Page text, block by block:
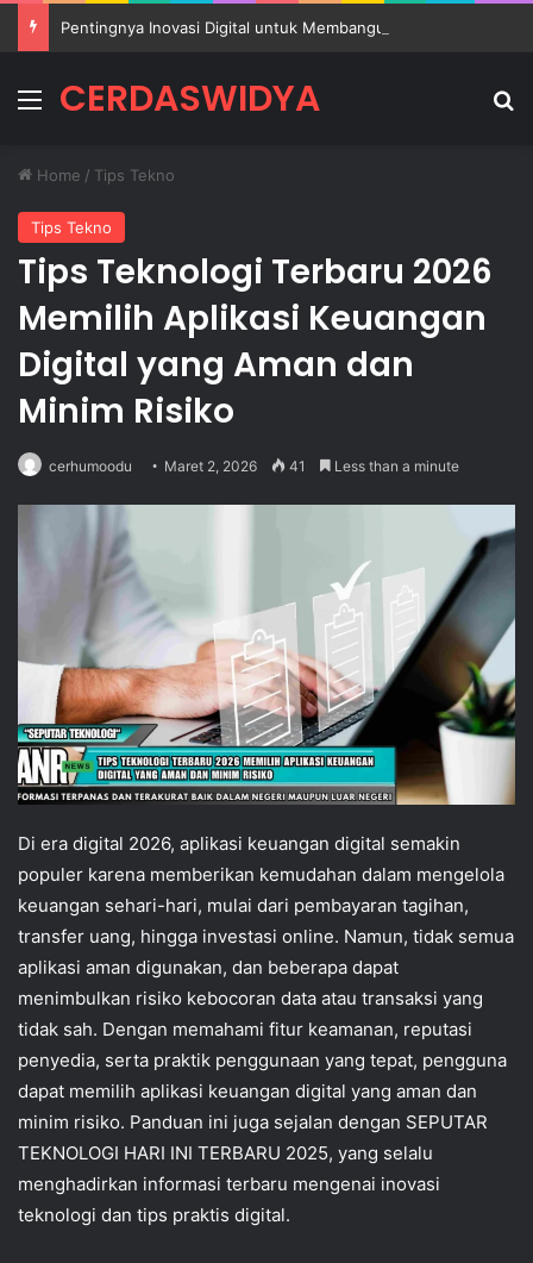
MenuCERDASWIDYA
Home / Tips Tekno
Tips Tekno
Tips Teknologi Terbaru 2026
Memilih Aplikasi Keuangan
Digital yang Aman dan
Minim Risiko
cerhumoodu Maret 2, 2026 41 Less than a minute
Di era digital 2026, aplikasi keuangan digital semakin
populer karena memberikan kemudahan dalam mengelola
keuangan sehari-hari, mulai dari pembayaran tagihan,
transfer uang, hingga investasi online. Namun, tidak semua
aplikasi aman digunakan, dan beberapa dapat
menimbulkan risiko kebocoran data atau transaksi yang
tidak sah. Dengan memahami fitur keamanan, reputasi
penyedia, serta praktik penggunaan yang tepat, pengguna
dapat memilih aplikasi keuangan digital yang aman dan
minim risiko. Panduan ini juga sejalan dengan SEPUTAR
TEKNOLOGI HARI INI TERBARU 2025, yang selalu
menghadirkan informasi terbaru mengenai inovasi
teknologi dan tips praktis digital.